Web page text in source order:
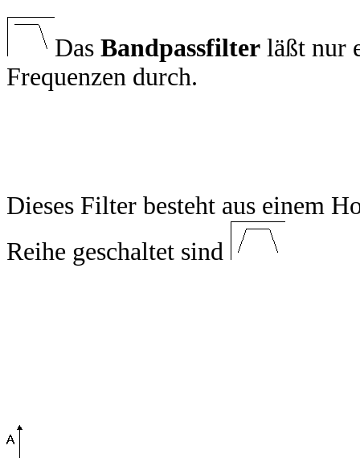
Das Bandpassfilter läßt nur
Frequenzen durch.
Dieses Filter besteht aus einem
Reihe geschaltet sind